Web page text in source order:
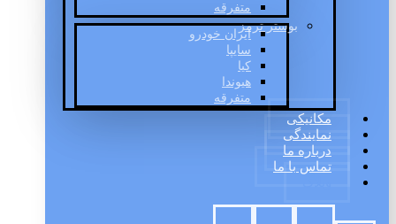
متفرقه
بوستر ترمز
ایران خودرو
سایپا
کیا
هیوندا
متفرقه
مکانیکی
نمایندگی
درباره ما
تماس با ما